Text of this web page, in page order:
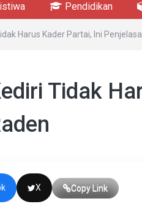
Pendidikan
Harus Kader Partai, Ini
Tidak
X Copy Link